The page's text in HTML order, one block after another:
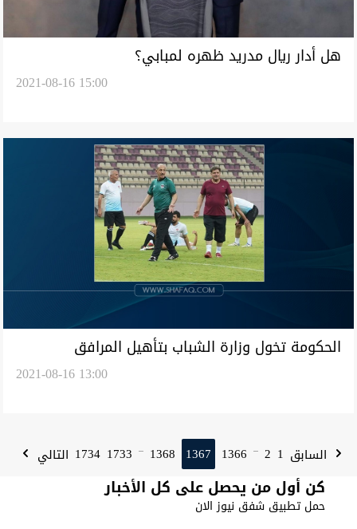
هل أدار ريال مدريد ظهره لمبابي؟
2021-08-16 15:00
الحكومة تخول وزارة الشباب بتأهيل المرافق
2021-08-16 13:00
السابق 1
2
...
1366
1367
1368
...
1733
1734 التالي
كن أول من يحصل على كل الأخبار
حمل تطبيق شفق نيوز الان